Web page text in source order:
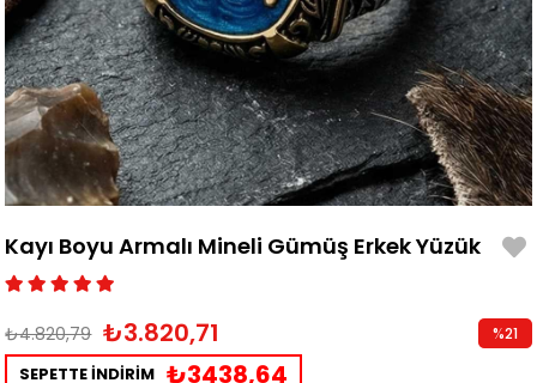
Kayı Boyu Armalı Mineli Gümüş Erkek Yüzük
₺4.820,79 ₺3.820,71
SEPETTE İNDİRİM ₺3438,64
%21